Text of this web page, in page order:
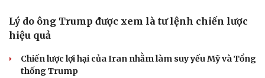
Lý do ông Trump được xem là tư lệnh chiến lược
hiệu quả
Chiến lược lợi hại của Iran nhằm làm suy yếu Mỹ và Tổng
thống Trump